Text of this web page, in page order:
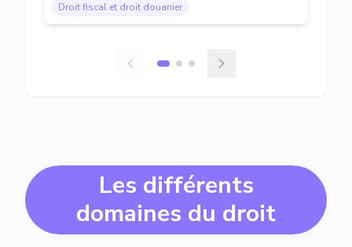
Droit fiscal et droit douanier
Les différents
domaines du droit